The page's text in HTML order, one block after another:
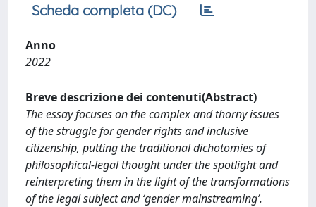
Scheda completa (DC)
Anno
2022
Breve descrizione dei contenuti(Abstract)
The essay focuses on the complex and thorny issues
of the struggle for gender rights and inclusive
citizenship, putting the traditional dichotomies of
philosophical-legal thought under the spotlight and
reinterpreting them in the light of the transformations
of the legal subject and ‘gender mainstreaming’.